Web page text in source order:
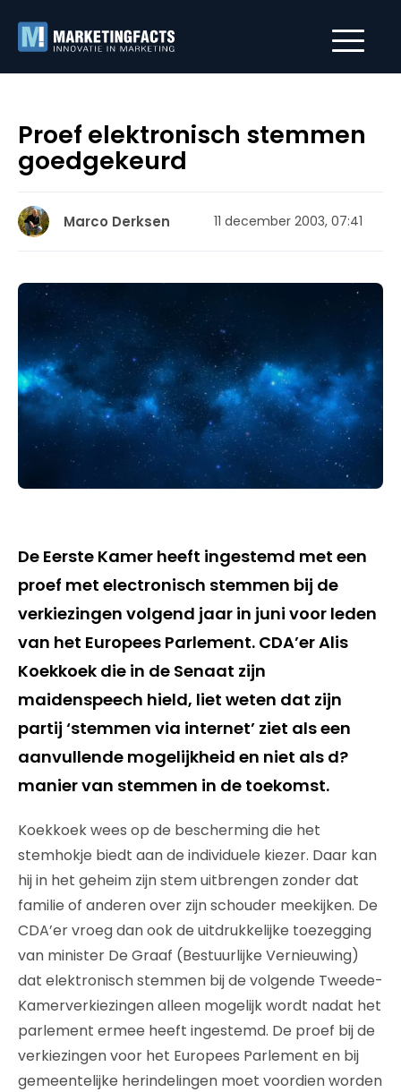
Proef elektronisch stemmen
goedgekeurd
Marco Derksen 11 december 2003, 07:41
De Eerste Kamer heeft ingestemd met een
proef met electronisch stemmen bij de
verkiezingen volgend jaar in juni voor leden
van het Europees Parlement. CDA’er Alis
Koekkoek die in de Senaat zijn
maidenspeech hield, liet weten dat zijn
partij ‘stemmen via internet’ ziet als een
aanvullende mogelijkheid en niet als d?
manier van stemmen in de toekomst.
Koekkoek wees op de bescherming die het
stemhokje biedt aan de individuele kiezer. Daar kan
hij in het geheim zijn stem uitbrengen zonder dat
familie of anderen over zijn schouder meekijken. De
CDA’er vroeg dan ook de uitdrukkelijke toezegging
van minister De Graaf (Bestuurlijke Vernieuwing)
dat elektronisch stemmen bij de volgende Tweede-
Kamerverkiezingen alleen mogelijk wordt nadat het
parlement ermee heeft ingestemd. De proef bij de
verkiezingen voor het Europees Parlement en bij
gemeentelijke herindelingen moet voordien worden